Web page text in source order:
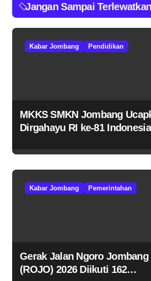
Jangan Sampai Terlewatkan
Kabar Jombang Pendidikan
MKKS SMKN Jombang
Dirgahayu RI ke-81 Indonesia
Kabar Jombang Pemerintahan
Gerak Jalan Ngoro Jombang
(ROJO) 2026 Diikuti 162